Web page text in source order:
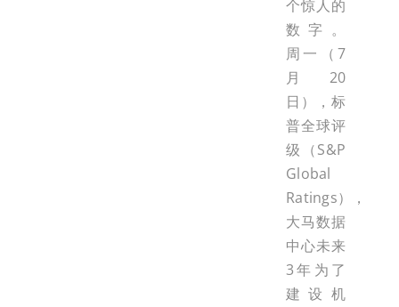
个惊人的
数字。
周一（7
月20
日），标
普全球评
级（S&P
Global
Ratings），
大马数据
中心未来
3年为了
建设机